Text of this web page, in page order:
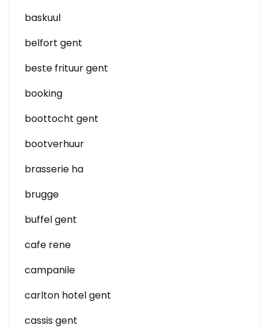
baskuul
belfort gent
beste frituur gent
booking
boottocht gent
bootverhuur
brasserie ha
brugge
buffel gent
cafe rene
campanile
carlton hotel gent
cassis gent